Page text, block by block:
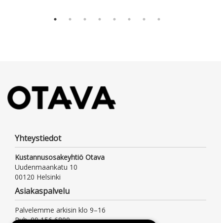
Yhteystiedot
Kustannusosakeyhtiö Otava
Uudenmaankatu 10
00120 Helsinki
Asiakaspalvelu
Palvelemme arkisin klo 9–16
Puh. 09 156 6800